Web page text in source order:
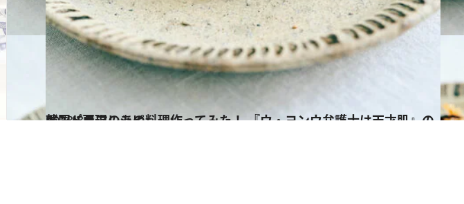
2023.3.7
韓国ドラマのあの料理作ってみた！ 『ウ・ヨンウ弁護士は天才肌』の キンパ再現レシピ
グルメ